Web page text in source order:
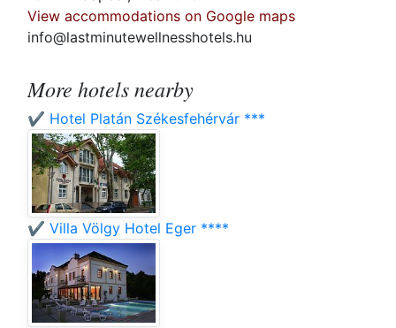
View accommodations on Google maps
info@lastminutewellnesshotels.hu
More hotels nearby
✔️ Hotel Platán Székesfehérvár ***
✔️ Villa Völgy Hotel Eger ****